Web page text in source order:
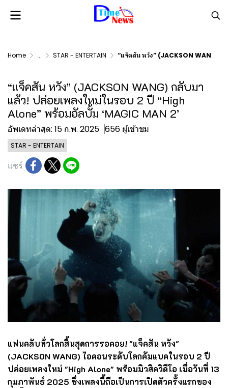
Home ... STAR - ENTERTAIN “แจ็คสัน หวัง” (JACKSON WANG) กลับมาแล้ว! ปล่อยเพลงใหม่ในรอบ 2 ปี “High Alone” พร้อมอัลบั้ม ‘MAGIC MAN 2’
“แจ็คสัน หวัง” (JACKSON WANG) กลับมา
แล้ว! ปล่อยเพลงใหม่ในรอบ 2 ปี “High
Alone” พร้อมอัลบั้ม ‘MAGIC MAN 2’
อัพเดทล่าสุด: 15 ก.พ. 2025 656 ผู้เข้าชม
STAR - ENTERTAIN
แชร์
แฟนคลับทั่วโลกสิ้นสุดการรอคอย! "แจ็คสัน หวัง"
(JACKSON WANG) ไอคอนระดับโลกคัมแบคในรอบ 2 ปี
ปล่อยเพลงใหม่ "High Alone" พร้อมมิวสิควิดีโอ เมื่อวันที่ 13
กุมภาพันธ์ 2025 ซึ่งเพลงนี้ถือเป็นการเปิดตัวครั้งแรกของ